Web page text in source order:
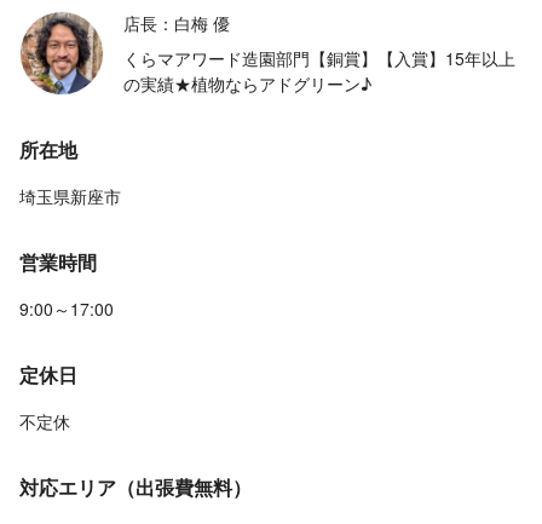
店長：白梅 優
くらマアワード造園部門【銅賞】【入賞】15年以上
の実績★植物ならアドグリーン♪
所在地
埼玉県新座市
営業時間
9:00～17:00
定休日
不定休
対応エリア（出張費無料）